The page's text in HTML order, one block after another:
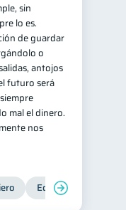
8
sin
lo es.
de guardar
o
antojos
futuro será
mal el dinero.
nos
Educación financiera